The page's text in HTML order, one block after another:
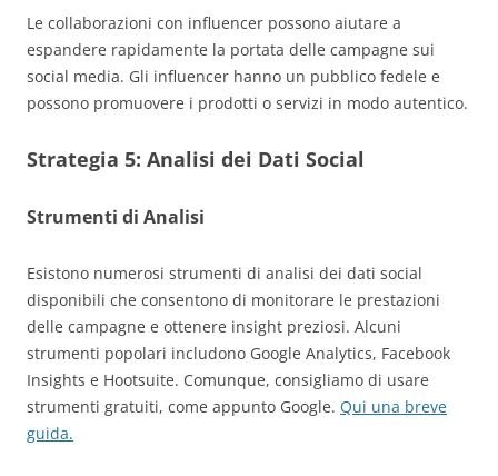
Le collaborazioni con influencer possono aiutare a
espandere rapidamente la portata delle campagne sui
social media. Gli influencer hanno un pubblico fedele e
possono promuovere i prodotti o servizi in modo autentico.
Strategia 5: Analisi dei Dati Social
Strumenti di Analisi
Esistono numerosi strumenti di analisi dei dati social
disponibili che consentono di monitorare le prestazioni
delle campagne e ottenere insight preziosi. Alcuni
strumenti popolari includono Google Analytics, Facebook
Insights e Hootsuite. Comunque, consigliamo di usare
strumenti gratuiti, come appunto Google. Qui una breve
guida.